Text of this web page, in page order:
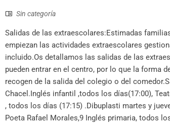
Sin categoría
Salidas de las extraescolares:Estimadas
empiezan las actividades extraescolares
incluido.Os detallamos las salidas de las
pueden entrar en el centro, por lo que la forma
recogen de la salida del colegio o del
Chacel.Inglés infantil ,todos los días(17:00),
, todos los días (17:15) .Dibuplasti martes y
Poeta Rafael Morales,9 Inglés primaria, todos